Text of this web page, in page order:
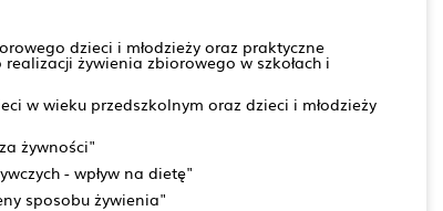
dzieci i młodzieży oraz praktyczne
żywienia zbiorowego w szkołach i
w wieku przedszkolnym oraz dzieci i młodzieży
żywności"
- wpływ na dietę"
sposobu żywienia"